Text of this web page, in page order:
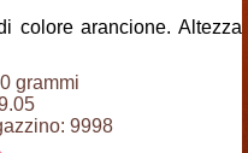
colore arancione. Altezza
grammi
9998